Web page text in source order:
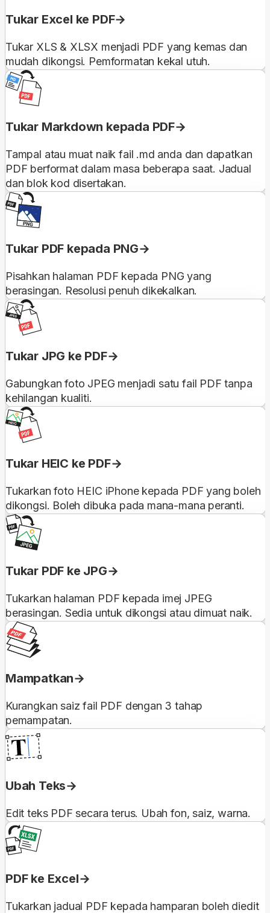
Tukar Excel ke PDF
Tukar XLS & XLSX menjadi PDF yang kemas dan
mudah dikongsi. Pemformatan kekal utuh.
Tukar Markdown kepada PDF
Tampal atau muat naik fail .md anda dan dapatkan
PDF berformat dalam masa beberapa saat. Jadual
dan blok kod disertakan.
Tukar PDF kepada PNG
Pisahkan halaman PDF kepada PNG yang
berasingan. Resolusi penuh dikekalkan.
Tukar JPG ke PDF
Gabungkan foto JPEG menjadi satu fail PDF tanpa
kehilangan kualiti.
Tukar HEIC ke PDF
Tukarkan foto HEIC iPhone kepada PDF yang boleh
dikongsi. Boleh dibuka pada mana-mana peranti.
Tukar PDF ke JPG
Tukarkan halaman PDF kepada imej JPEG
berasingan. Sedia untuk dikongsi atau dimuat naik.
Mampatkan
Kurangkan saiz fail PDF dengan 3 tahap
pemampatan.
Ubah Teks
Edit teks PDF secara terus. Ubah fon, saiz, warna.
PDF ke Excel
Tukarkan jadual PDF kepada hamparan boleh diedit